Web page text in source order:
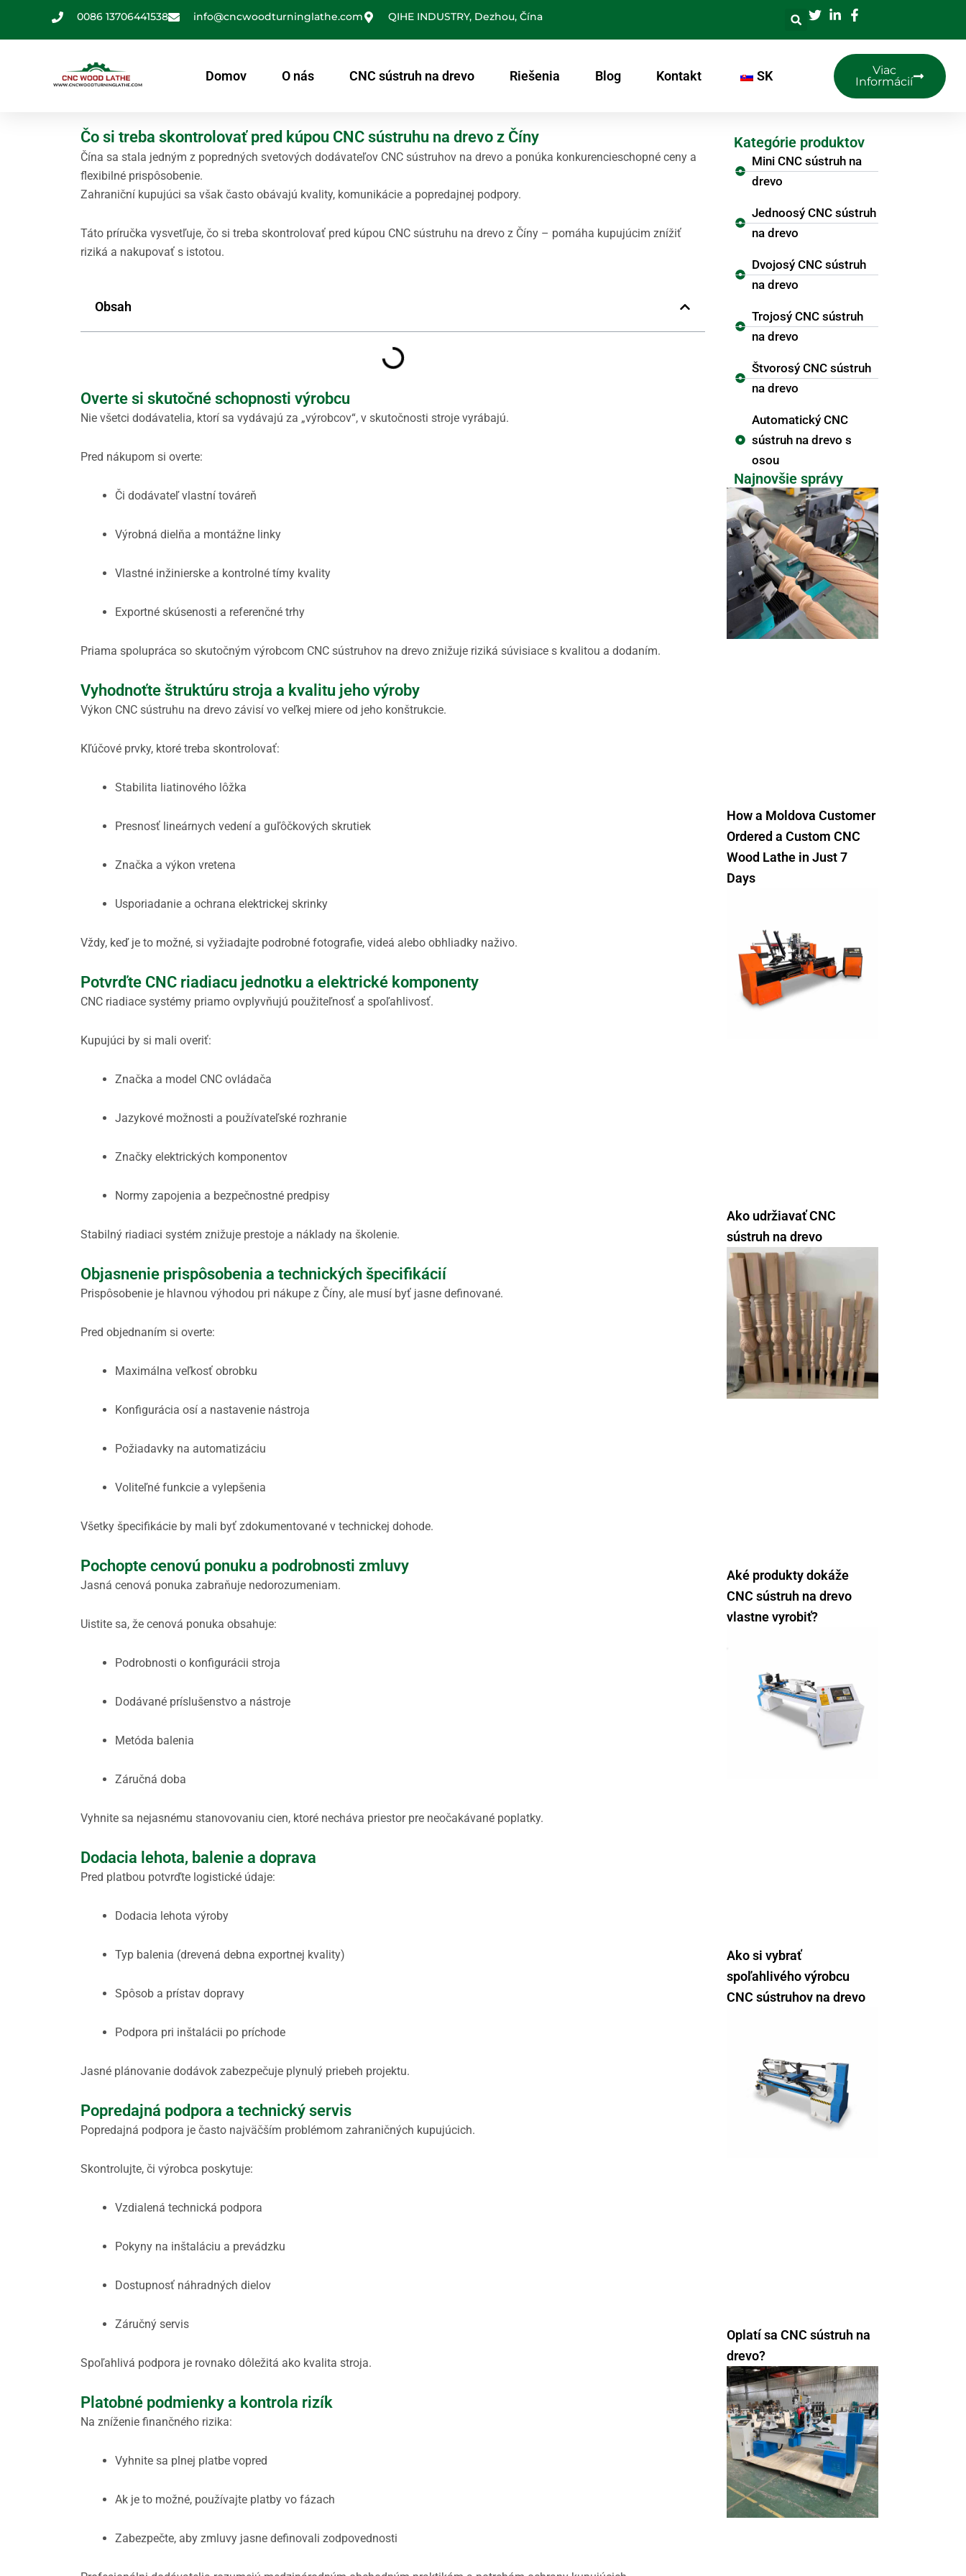
0086 13706441538 info@cncwoodturninglathe.com QIHE INDUSTRY, Dezhou, Čína
Domov O nás CNC sústruh na drevo Riešenia Blog Kontakt SK
Viac
Informácií
Čo si treba skontrolovať pred kúpou CNC sústruhu na drevo z Číny
Čína sa stala jedným z popredných svetových dodávateľov CNC sústruhov na drevo a ponúka konkurencieschopné ceny a
flexibilné prispôsobenie.
Zahraniční kupujúci sa však často obávajú kvality, komunikácie a popredajnej podpory.
Táto príručka vysvetľuje, čo si treba skontrolovať pred kúpou CNC sústruhu na drevo z Číny – pomáha kupujúcim znížiť
riziká a nakupovať s istotou.
Obsah
Overte si skutočné schopnosti výrobcu
Nie všetci dodávatelia, ktorí sa vydávajú za „výrobcov“, v skutočnosti stroje vyrábajú.
Pred nákupom si overte:
Či dodávateľ vlastní továreň
Výrobná dielňa a montážne linky
Vlastné inžinierske a kontrolné tímy kvality
Exportné skúsenosti a referenčné trhy
Priama spolupráca so skutočným výrobcom CNC sústruhov na drevo znižuje riziká súvisiace s kvalitou a dodaním.
Vyhodnoťte štruktúru stroja a kvalitu jeho výroby
Výkon CNC sústruhu na drevo závisí vo veľkej miere od jeho konštrukcie.
Kľúčové prvky, ktoré treba skontrolovať:
Stabilita liatinového lôžka
Presnosť lineárnych vedení a guľôčkových skrutiek
Značka a výkon vretena
Usporiadanie a ochrana elektrickej skrinky
Vždy, keď je to možné, si vyžiadajte podrobné fotografie, videá alebo obhliadky naživo.
Potvrďte CNC riadiacu jednotku a elektrické komponenty
CNC riadiace systémy priamo ovplyvňujú použiteľnosť a spoľahlivosť.
Kupujúci by si mali overiť:
Značka a model CNC ovládača
Jazykové možnosti a používateľské rozhranie
Značky elektrických komponentov
Normy zapojenia a bezpečnostné predpisy
Stabilný riadiaci systém znižuje prestoje a náklady na školenie.
Objasnenie prispôsobenia a technických špecifikácií
Prispôsobenie je hlavnou výhodou pri nákupe z Číny, ale musí byť jasne definované.
Pred objednaním si overte:
Maximálna veľkosť obrobku
Konfigurácia osí a nastavenie nástroja
Požiadavky na automatizáciu
Voliteľné funkcie a vylepšenia
Všetky špecifikácie by mali byť zdokumentované v technickej dohode.
Pochopte cenovú ponuku a podrobnosti zmluvy
Jasná cenová ponuka zabraňuje nedorozumeniam.
Uistite sa, že cenová ponuka obsahuje:
Podrobnosti o konfigurácii stroja
Dodávané príslušenstvo a nástroje
Metóda balenia
Záručná doba
Vyhnite sa nejasnému stanovovaniu cien, ktoré necháva priestor pre neočakávané poplatky.
Dodacia lehota, balenie a doprava
Pred platbou potvrďte logistické údaje:
Dodacia lehota výroby
Typ balenia (drevená debna exportnej kvality)
Spôsob a prístav dopravy
Podpora pri inštalácii po príchode
Jasné plánovanie dodávok zabezpečuje plynulý priebeh projektu.
Popredajná podpora a technický servis
Popredajná podpora je často najväčším problémom zahraničných kupujúcich.
Skontrolujte, či výrobca poskytuje:
Vzdialená technická podpora
Pokyny na inštaláciu a prevádzku
Dostupnosť náhradných dielov
Záručný servis
Spoľahlivá podpora je rovnako dôležitá ako kvalita stroja.
Platobné podmienky a kontrola rizík
Na zníženie finančného rizika:
Vyhnite sa plnej platbe vopred
Ak je to možné, používajte platby vo fázach
Zabezpečte, aby zmluvy jasne definovali zodpovednosti
Kategórie produktov
Mini CNC sústruh na
drevo
Jednoosý CNC sústruh
na drevo
Dvojosý CNC sústruh
na drevo
Trojosý CNC sústruh
na drevo
Štvorosý CNC sústruh
na drevo
Automatický CNC
sústruh na drevo s
osou
Najnovšie správy
How a Moldova Customer
Ordered a Custom CNC
Wood Lathe in Just 7
Days
Ako udržiavať CNC
sústruh na drevo
Aké produkty dokáže
CNC sústruh na drevo
vlastne vyrobiť?
Ako si vybrať
spoľahlivého výrobcu
CNC sústruhov na drevo
Oplatí sa CNC sústruh na
drevo?